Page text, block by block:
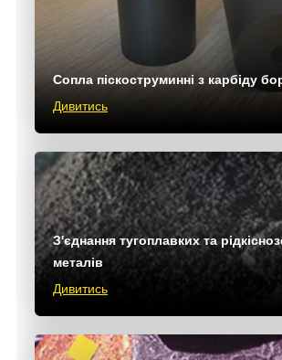
Сопла піскоструминні з карбіду
Дивитись
З'єднання тугоплавких та
металів
Дивитись